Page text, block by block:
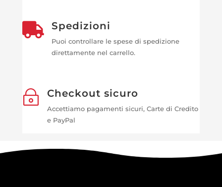
 Spedizioni
Puoi controllare le spese di spedizione
direttamente nel carrello.
~ Checkout sicuro
Accettiamo pagamenti sicuri, Carte di Credito
e PayPal